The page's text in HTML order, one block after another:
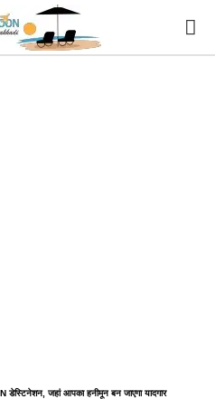
जहां आपका हनीमून बन जाएगा यादगार